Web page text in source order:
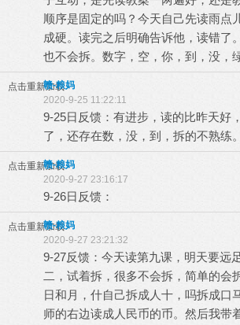
顺序是固定的吗？今天自己先读雨点
成硬。读完之后明确告诉他，读错了
也不会拆。数字，空，你，到，没，
点击重新加载
赣-粮妈
2020-9-25 11:22:11
9-25日反馈：有进步，读的比昨天好
了，还存在数，没，到，拆的不熟练。
点击重新加载
赣-粮妈
2020-9-27 23:16:17
9-26日反馈：
点击重新加载
赣-粮妈
2020-9-27 23:21:32
9-27反馈：今天读第九课，明天要远
二，试着拆，很多不会拆，简单的会
日和月，什自己拆成人十，吗拆成口
师的右边读成人民币的币。然后我带